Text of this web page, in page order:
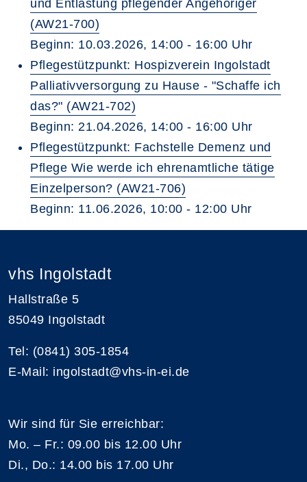
und Entlastung pflegender Angehöriger
(AW21-700)
Beginn: 10.03.2026, 14:00 - 16:00 Uhr
Pflegestützpunkt: Hospizverein Ingolstadt
Palliativversorgung zu Hause - "Schaffe ich
das?" (AW21-702)
Beginn: 21.04.2026, 14:00 - 16:00 Uhr
Pflegestützpunkt: Fachstelle Demenz und
Pflege Wie werde ich ehrenamtliche tätige
Einzelperson? (AW21-706)
Beginn: 11.06.2026, 10:00 - 12:00 Uhr
vhs Ingolstadt
Hallstraße 5
85049 Ingolstadt
Tel: (0841) 305-1854
E-Mail: ingolstadt@vhs-in-ei.de
Wir sind für Sie erreichbar:
Mo. – Fr.: 09.00 bis 12.00 Uhr
Di., Do.: 14.00 bis 17.00 Uhr